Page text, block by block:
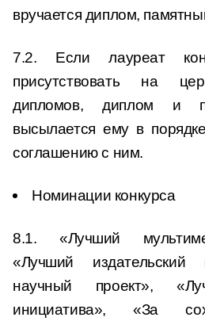
вручается диплом,
7.2. Если лауреат
присутствовать на
дипломов, диплом и
высылается ему в
соглашению с ним.
Номинации конкурса
8.1. «Лучший
«Лучший издательский
научный проект»,
инициатива», «За